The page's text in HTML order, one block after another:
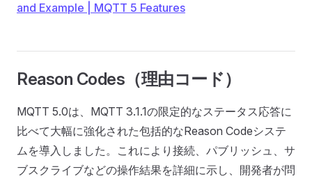
and Example | MQTT 5 Features
Reason Codes（理由コード）
MQTT 5.0は、MQTT 3.1.1の限定的なステータス応答に
比べて大幅に強化された包括的なReason Codeシステ
ムを導入しました。これにより接続、パブリッシュ、サ
ブスクライブなどの操作結果を詳細に示し、開発者が問